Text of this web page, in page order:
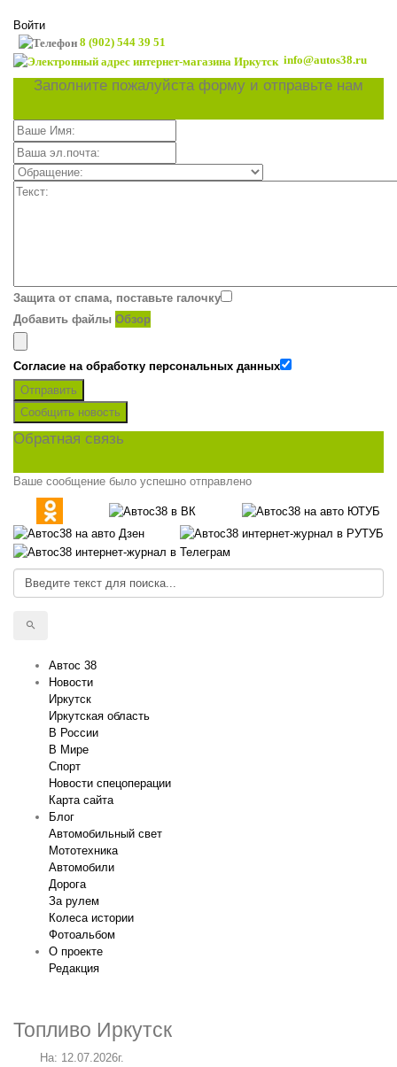
Войти
8 (902) 544 39 51
info@autos38.ru
Заполните пожалуйста форму и отправьте нам
Защита от спама, поставьте галочку
Добавить файлы Обзор
Согласие на обработку персональных данных
Отправить
Сообщить новость
Обратная связь
Ваше сообщение было успешно отправлено
Автос 38
Новости
Иркутск
Иркутская область
В России
В Мире
Спорт
Новости спецоперации
Карта сайта
Блог
Автомобильный свет
Мототехника
Автомобили
Дорога
За рулем
Колеса истории
Фотоальбом
О проекте
Редакция
Топливо Иркутск
На: 12.07.2026г.